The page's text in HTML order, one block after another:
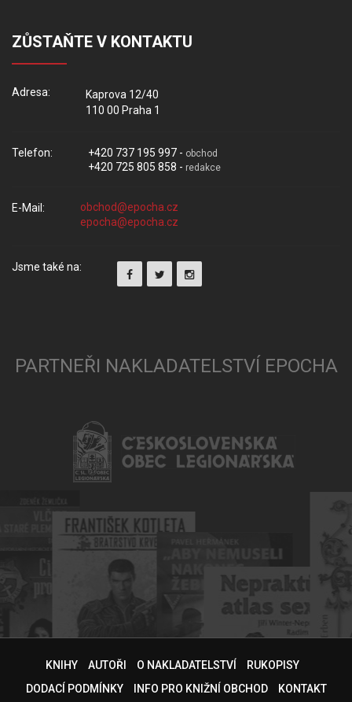
ZŮSTAŇTE V KONTAKTU
Adresa:
Kaprova 12/40
110 00 Praha 1
Telefon: +420 737 195 997 - obchod
+420 725 805 858 - redakce
E-Mail:
Jsme také na:
PARTNEŘI NAKLADATELSTVÍ EPOCHA
KNIHY AUTOŘI O NAKLADATELSTVÍ
RUKOPISY
DODACÍ PODMÍNKY
INFO PRO KNIŽNÍ OBCHOD KONTAKT